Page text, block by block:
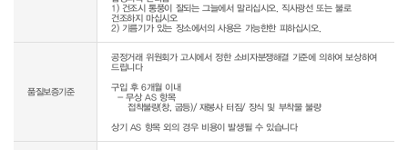
1) 건조시 통풍이 잘되는 그늘에서 말리십시오. 직사광선 또는 불로
건조하지 마십시오
품질보증기준
공정거래 위원회가 고시에서 정한 소비자분쟁해결 기준에 의하여 보상하여
드립니다
구입 후 6개월 이내
  - 무상 AS 항목
상기 AS 항목 외의 경우 비용이 발생될 수 있습니다